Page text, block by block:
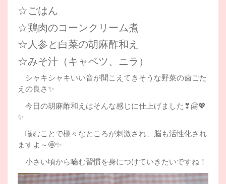
☆ごはん
☆鶏肉のコーンクリーム煮
☆人参と白菜の胡麻酢和え
☆みそ汁（キャベツ、ニラ）
シャキシャキいい音が聞こえてきそうな野菜の歯ごた
えの良さ✨
今日の胡麻酢和えはそんな感じに仕上げました❣🤗💖
✨
嚙むことで様々なところが刺激され、脳も活性化され
ますよ～🤩✨
小さい頃から嚙む習慣を身につけていきたいですね！